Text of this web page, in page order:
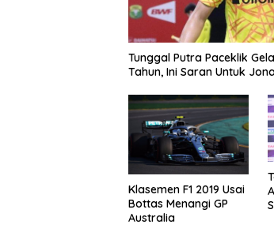
Tunggal Putra Paceklik
Tahun, Ini Saran Untuk
Klasemen F1 2019 Usai
Bottas Menangi GP
Australia